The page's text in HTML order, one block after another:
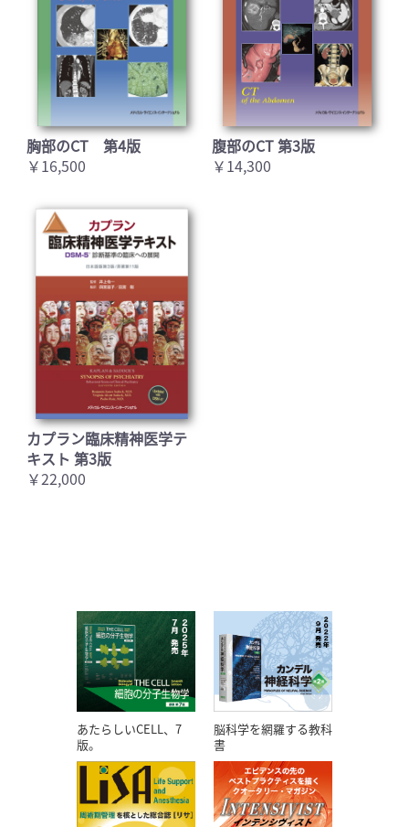
胸部のCT 第4版
￥16,500
腹部のCT 第3版
￥14,300
カプラン臨床精神医学テ
キスト 第3版
￥22,000
あたらしいCELL、7
版。
脳科学を網羅する教科
書